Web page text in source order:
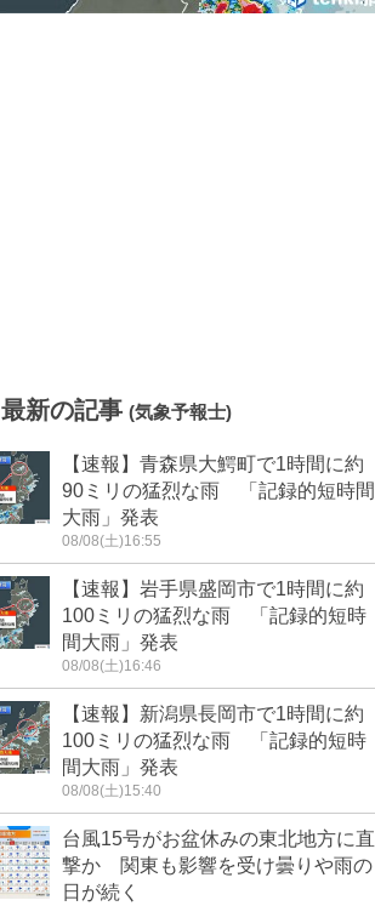
最新の記事 (気象予報士)
【速報】青森県大鰐町で1時間に約
90ミリの猛烈な雨 「記録的短時間
大雨」発表
08/08(土)16:55
【速報】岩手県盛岡市で1時間に約
100ミリの猛烈な雨 「記録的短時
間大雨」発表
08/08(土)16:46
【速報】新潟県長岡市で1時間に約
100ミリの猛烈な雨 「記録的短時
間大雨」発表
08/08(土)15:40
台風15号がお盆休みの東北地方に直
撃か 関東も影響を受け曇りや雨の
日が続く